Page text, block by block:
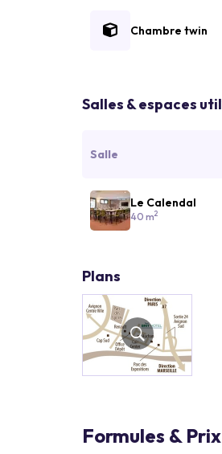
Chambre twin
Salles & espaces
Salle
Le Calendal
40 m2
Plans
Formules &